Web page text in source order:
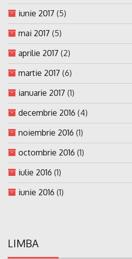
iunie 2017 (5)
mai 2017 (5)
aprilie 2017 (2)
martie 2017 (6)
ianuarie 2017 (1)
decembrie 2016 (4)
noiembrie 2016 (1)
octombrie 2016 (1)
iulie 2016 (1)
iunie 2016 (1)
LIMBA